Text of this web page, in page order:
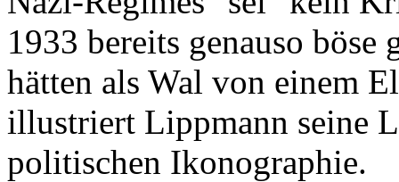
1933 bereits genauso
hätten als Wal von einem
illustriert Lippmann seine
politischen Ikonographie.